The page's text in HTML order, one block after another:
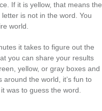
If it is yellow, that means the
is not in the word. You
world.
it takes to figure out the
you can share your results
yellow, or gray boxes and
the world, it’s fun to
was to guess the word.